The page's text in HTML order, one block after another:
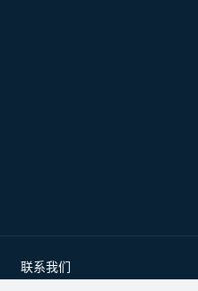
联系我们